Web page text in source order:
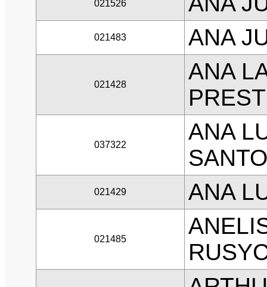
021526
021483 ANA
021428
ANA
037322
ANA
021429 ANA
021485